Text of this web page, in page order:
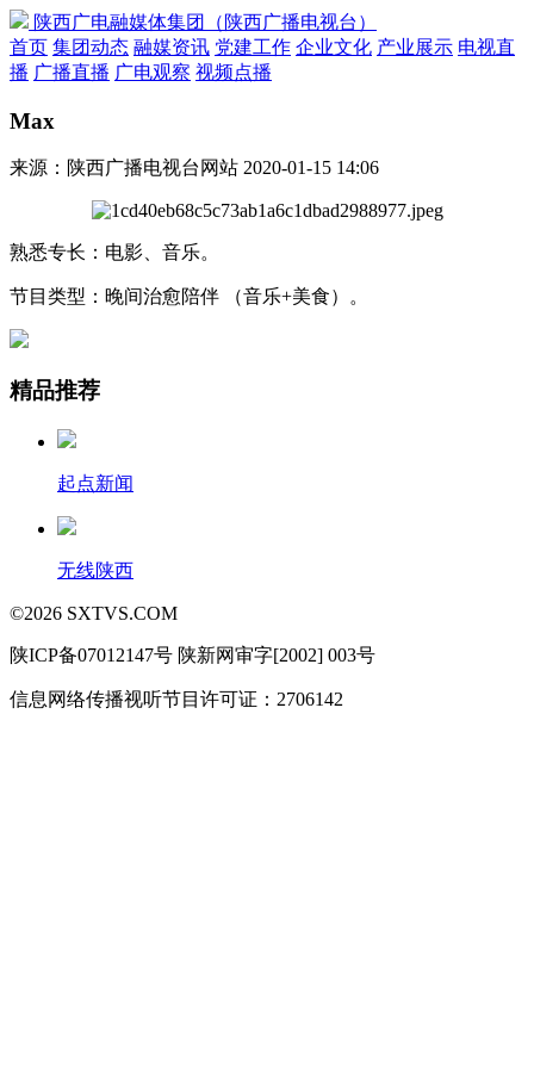
陕西广电融媒体集团（陕西广播电视台）
首页 集团动态 融媒资讯 党建工作 企业文化 产业展示 电视直
播 广播直播 广电观察 视频点播
Max
来源：陕西广播电视台网站 2020-01-15 14:06
熟悉专长：电影、音乐。
节目类型：晚间治愈陪伴 （音乐+美食）。
精品推荐
起点新闻
无线陕西
©2026 SXTVS.COM
陕ICP备07012147号 陕新网审字[2002] 003号
信息网络传播视听节目许可证：2706142